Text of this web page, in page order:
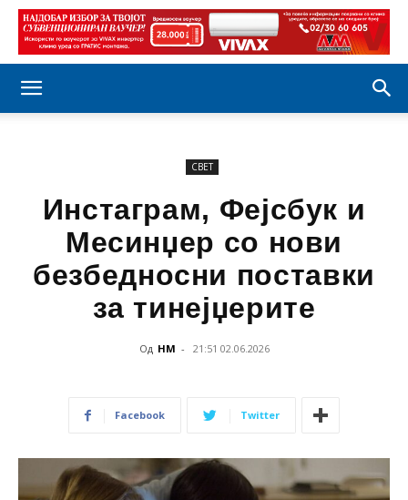
СВЕТ
Инстаграм, Фејсбук и
Месинџер со нови
безбедносни поставки
за тинејџерите
Од НМ - 21:51 02.06.2026
Facebook Twitter